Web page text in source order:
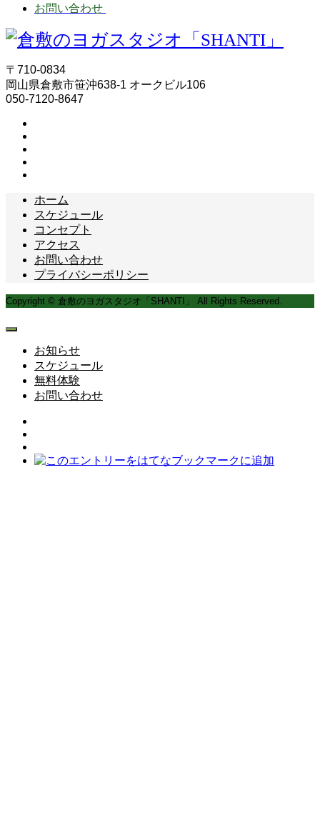
お問い合わせ
〒710-0834
岡山県倉敷市笹沖638-1 オークビル106
050-7120-8647
ホーム
スケジュール
コンセプト
アクセス
お問い合わせ
プライバシーポリシー
Copyright © 倉敷のヨガスタジオ「SHANTI」 All Rights Reserved.
お知らせ
スケジュール
無料体験
お問い合わせ